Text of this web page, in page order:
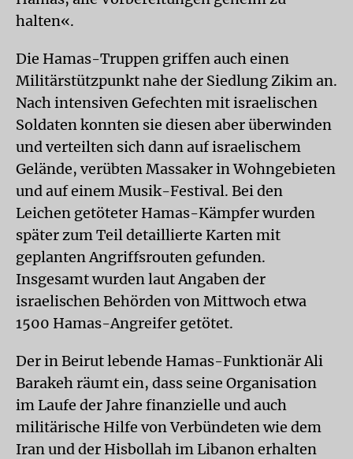
halten«.
Die Hamas-Truppen griffen auch einen
Militärstützpunkt nahe der Siedlung Zikim an.
Nach intensiven Gefechten mit israelischen
Soldaten konnten sie diesen aber überwinden
und verteilten sich dann auf israelischem
Gelände, verübten Massaker in Wohngebieten
und auf einem Musik-Festival. Bei den
Leichen getöteter Hamas-Kämpfer wurden
später zum Teil detaillierte Karten mit
geplanten Angriffsrouten gefunden.
Insgesamt wurden laut Angaben der
israelischen Behörden von Mittwoch etwa
1500 Hamas-Angreifer getötet.
Der in Beirut lebende Hamas-Funktionär Ali
Barakeh räumt ein, dass seine Organisation
im Laufe der Jahre finanzielle und auch
militärische Hilfe von Verbündeten wie dem
Iran und der Hisbollah im Libanon erhalten